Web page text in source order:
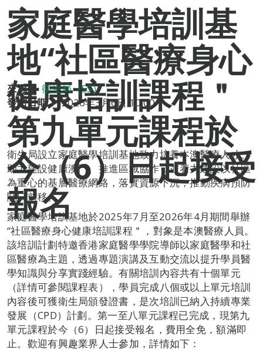
家庭醫學培訓基
地“社區醫療身心
健康培訓課程＂
第九單元課程於
今（6）日起接受
報名
來源： 衛生局（SS）
發布日期： 2026年3月6日 10:00
衛生局設立家庭醫學培訓基地致力培養本澳醫療人才、
助力建設健康澳門、推進區域協作，並着力建設以社區
為重心的基層醫療網絡，落實資源下沉，推動疾病預防
關口前移。
家庭醫學培訓基地於2025年7月至2026年4月期間舉辦
“社區醫療身心健康培訓課程＂，對象是本澳醫療人員。
該培訓計劃特邀香港家庭醫學學院導師以家庭醫學和社
區醫療為主題，透過專題演講及互動交流以提升學員醫
學知識與分享實踐經驗。有關培訓內容共有十個單元
（詳情可參閱課程表），學員完成八個或以上單元培訓
內容後可獲衛生局頒發證書，是次培訓已納入持續專業
發展（CPD）計劃。第一至八單元課程已完成，現第九
單元課程於今（6）日起接受報名，費用全免，額滿即
止。歡迎有興趣業界人士參加，詳情如下：